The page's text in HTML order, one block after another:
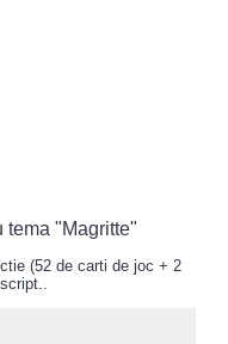
tema "Magritte"
(52 de carti de joc + 2